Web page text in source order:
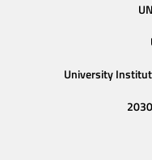
University